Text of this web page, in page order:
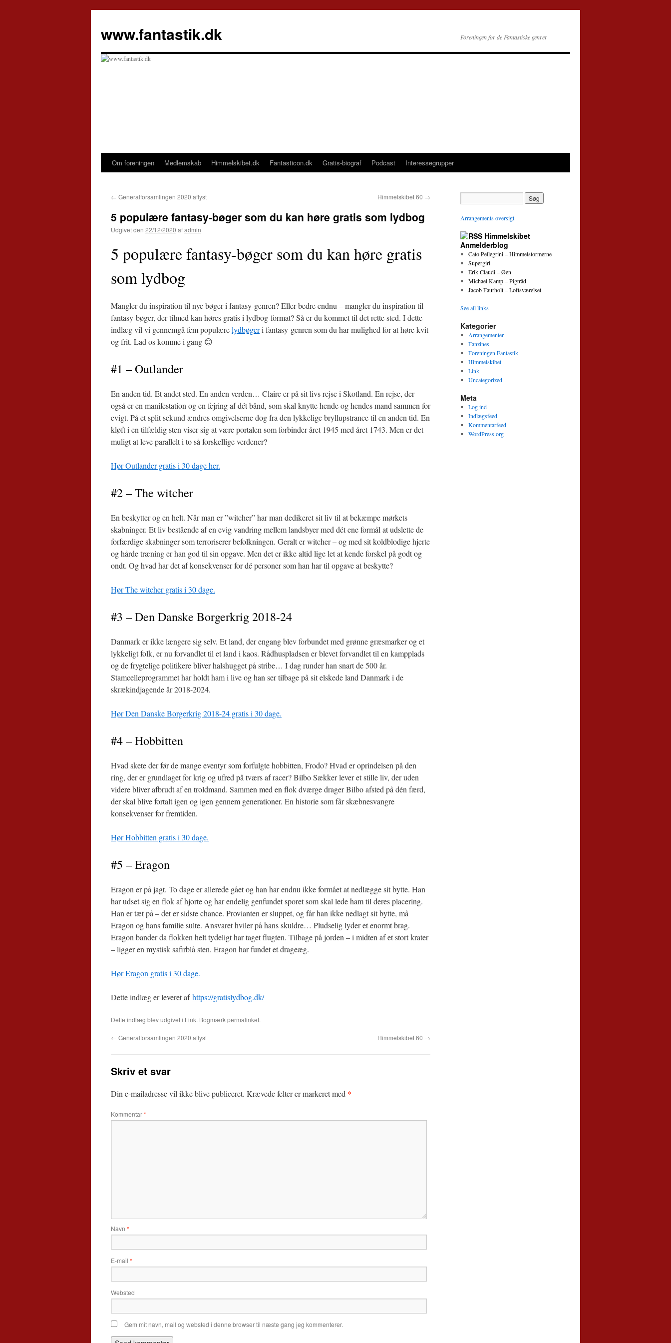
indhold
www.fantastik.dk Foreningen for de Fantastiske genrer
Om foreningen Medlemskab Himmelskibet.dk Fantasticon.dk Gratis-biograf Podcast Interessegrupper
← Generalforsamlingen 2020 aflyst Himmelskibet 60 →
5 populære fantasy-bøger som du kan høre gratis som lydbog
Udgivet den 22/12/2020 afadmin
5 populære fantasy-bøger som du kan høre gratis
som lydbog
Mangler du inspiration til nye bøger i fantasy-genren? Eller bedre endnu – mangler du inspiration til
fantasy-bøger, der tilmed kan høres gratis i lydbog-format? Så er du kommet til det rette sted. I dette
indlæg vil vi gennemgå fem populærelydbøgeri fantasy-genren som du har mulighed for at høre kvit
og frit. Lad os komme i gang 😊
#1 – Outlander
En anden tid. Et andet sted. En anden verden… Claire er på sit livs rejse i Skotland. En rejse, der
også er en manifestation og en fejring af dét bånd, som skal knytte hende og hendes mand sammen for
evigt. På et split sekund ændres omgivelserne dog fra den lykkelige bryllupstrance til en anden tid. En
kløft i en tilfældig sten viser sig at være portalen som forbinder året 1945 med året 1743. Men er det
muligt at leve parallelt i to så forskellige verdener?
Hør Outlander gratis i 30 dage her.
#2 – The witcher
En beskytter og en helt. Når man er ”witcher” har man dedikeret sit liv til at bekæmpe mørkets
skabninger. Et liv bestående af en evig vandring mellem landsbyer med dét ene formål at udslette de
forfærdige skabninger som terroriserer befolkningen. Geralt er witcher – og med sit koldblodige hjerte
og hårde træning er han god til sin opgave. Men det er ikke altid lige let at kende forskel på godt og
ondt. Og hvad har det af konsekvenser for dé personer som han har til opgave at beskytte?
Hør The witcher gratis i 30 dage.
#3 – Den Danske Borgerkrig 2018-24
Danmark er ikke længere sig selv. Et land, der engang blev forbundet med grønne græsmarker og et
lykkeligt folk, er nu forvandlet til et land i kaos. Rådhuspladsen er blevet forvandlet til en kampplads
og de frygtelige politikere bliver halshugget på stribe… I dag runder han snart de 500 år.
Stamcelleprogrammet har holdt ham i live og han ser tilbage på sit elskede land Danmark i de
skrækindjagende år 2018-2024.
Hør Den Danske Borgerkrig 2018-24 gratis i 30 dage.
#4 – Hobbitten
Hvad skete der før de mange eventyr som forfulgte hobbitten, Frodo? Hvad er oprindelsen på den
ring, der er grundlaget for krig og ufred på tværs af racer? Bilbo Sækker lever et stille liv, der uden
videre bliver afbrudt af en troldmand. Sammen med en flok dværge drager Bilbo afsted på dén færd,
der skal blive fortalt igen og igen gennem generationer. En historie som får skæbnesvangre
konsekvenser for fremtiden.
Hør Hobbitten gratis i 30 dage.
#5 – Eragon
Eragon er på jagt. To dage er allerede gået og han har endnu ikke formået at nedlægge sit bytte. Han
har udset sig en flok af hjorte og har endelig genfundet sporet som skal lede ham til deres placering.
Han er tæt på – det er sidste chance. Provianten er sluppet, og får han ikke nedlagt sit bytte, må
Eragon og hans familie sulte. Ansvaret hviler på hans skuldre… Pludselig lyder et enormt brag.
Eragon bander da flokken helt tydeligt har taget flugten. Tilbage på jorden – i midten af et stort krater
– ligger en mystisk safirblå sten. Eragon har fundet et drageæg.
Hør Eragon gratis i 30 dage.
Dette indlæg er leveret afhttps://gratislydbog.dk/
Dette indlæg blev udgivet i Link. Bogmærkpermalinket.
← Generalforsamlingen 2020 aflyst Himmelskibet 60 →
Skriv et svar
Din e-mailadresse vil ikke blive publiceret. Krævede felter er markeret med *
Kommentar*
Navn *
E-mail *
Websted
Gem mit navn, mail og websted i denne browser til næste gang jeg kommenterer.
Arrangements oversigt
Himmelskibet
Anmelderblog
Cato Pellegrini – Himmelstormerne
Supergirl
Erik Claudi – Øen
Michael Kamp – Pigtråd
Jacob Faurholt – Loftsværelset
See all links
Kategorier
Arrangementer
Fanzines
Foreningen Fantastik
Himmelskibet
Link
Uncategorized
Meta
Log ind
Indlægsfeed
Kommentarfeed
WordPress.org